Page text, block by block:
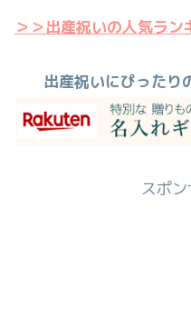
＞＞出産祝いの人気ラン
出産祝いにぴったり
スポ